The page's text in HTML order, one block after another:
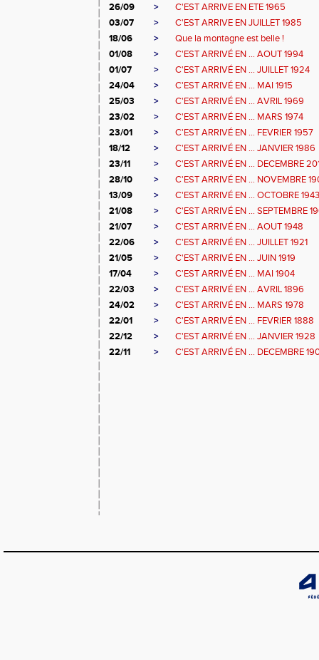
26/09
>
C'EST ARRIVE EN ETE 1965
03/07
>
C'EST ARRIVE EN JUILLET 1985
18/06
>
Que la montagne est belle !
01/08
>
C'EST ARRIVÉ EN ... AOUT 1994
01/07
>
C'EST ARRIVÉ EN ... JUILLET 1924
24/04
>
C'EST ARRIVÉ EN ... MAI 1915
25/03
>
C'EST ARRIVÉ EN ... AVRIL 1969
23/02
>
C'EST ARRIVÉ EN ... MARS 1974
23/01
>
C'EST ARRIVÉ EN ... FEVRIER 1957
18/12
>
C'EST ARRIVÉ EN ... JANVIER 1986
23/11
>
C'EST ARRIVÉ EN ... DECEMBRE
28/10
>
C'EST ARRIVÉ EN ... NOVEMBRE
13/09
>
C'EST ARRIVÉ EN ... OCTOBRE 1943
21/08
>
C'EST ARRIVÉ EN ... SEPTEMBRE
21/07
>
C'EST ARRIVÉ EN ... AOUT 1948
22/06
>
C'EST ARRIVÉ EN ... JUILLET 1921
21/05
>
C'EST ARRIVÉ EN ... JUIN 1919
17/04
>
C'EST ARRIVÉ EN ... MAI 1904
22/03
>
C'EST ARRIVÉ EN ... AVRIL 1896
24/02
>
C'EST ARRIVÉ EN ... MARS 1978
22/01
>
C'EST ARRIVÉ EN ... FEVRIER 1888
22/12
>
C'EST ARRIVÉ EN ... JANVIER 1928
22/11
> C'EST ARRIVÉ EN ... DECEMBRE